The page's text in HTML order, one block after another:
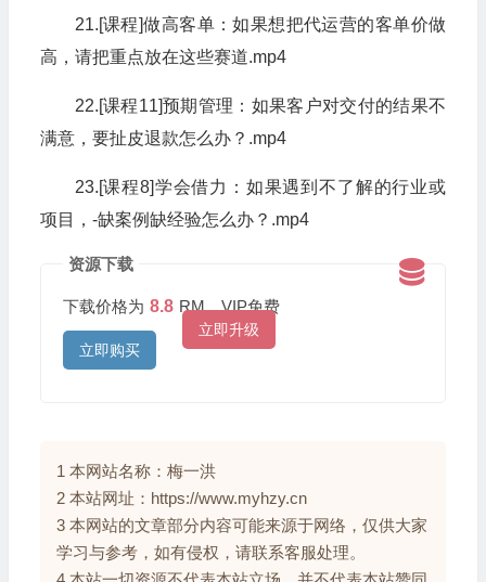
21.[课程]做高客单：如果想把代运营的客单价做
高，请把重点放在这些赛道.mp4
22.[课程11]预期管理：如果客户对交付的结果不
满意，要扯皮退款怎么办？.mp4
23.[课程8]学会借力：如果遇到不了解的行业或
项目，-缺案例缺经验怎么办？.mp4
资源下载
下载价格为 8.8 RM，VIP免费
立即升级
立即购买
1 本网站名称：梅一洪
2 本站网址：https://www.myhzy.cn
3 本网站的文章部分内容可能来源于网络，仅供大家
学习与参考，如有侵权，请联系客服处理。